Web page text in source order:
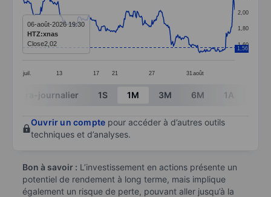
Line chart with 299 data points.
The chart has 1 X axis displaying categories.
The chart has 1 Y axis displaying values. Data ranges
juil. 13 17 21 27 31 août
1,60
1,80
2,00
1,56
06-août-2026 19:30
HTZ:xnas
Close2,02
End of interactive chart.
Intra-journalier 1S 1M 3M 6M 1A
Ouvrir un compte pour accéder à d’autres outils
techniques et d’analyses.
Bon à savoir : L’investissement en actions présente un
potentiel de rendement à long terme, mais implique
également un risque de perte, pouvant aller jusqu’à la